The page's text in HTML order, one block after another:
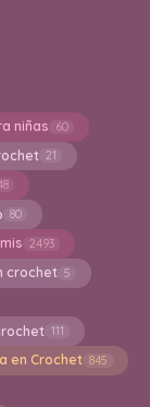
niñas 60
21
80
2493
crochet 5
111
en Crochet 845